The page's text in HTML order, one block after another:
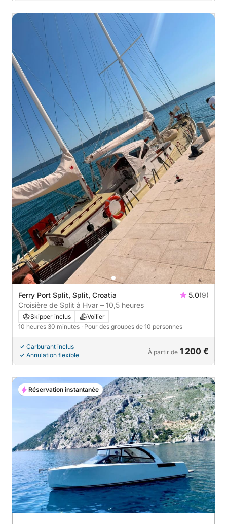
Ferry Port Split, Split, Croatia 5.0(9)
Croisière de Split à Hvar – 10,5 heures
Skipper inclus
Voilier
10 heures 30 minutes · Pour des groupes de 10 personnes
Carburant inclus
Annulation flexible
À partir de 1 200 €
Réservation instantanée